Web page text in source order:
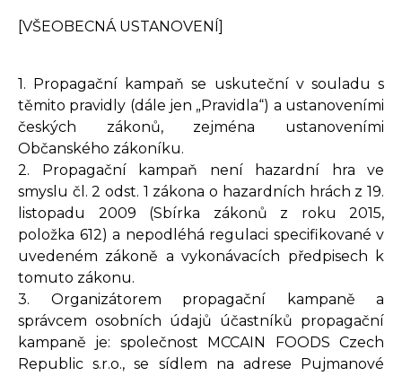
[VŠEOBECNÁ USTANOVENÍ]
1. Propagační kampaň se uskuteční v souladu s
těmito pravidly (dále jen „Pravidla“) a ustanoveními
českých zákonů, zejména ustanoveními
Občanského zákoníku.
2. Propagační kampaň není hazardní hra ve
smyslu čl. 2 odst. 1 zákona o hazardních hrách z 19.
listopadu 2009 (Sbírka zákonů z roku 2015,
položka 612) a nepodléhá regulaci specifikované v
uvedeném zákoně a vykonávacích předpisech k
tomuto zákonu.
3. Organizátorem propagační kampaně a
správcem osobních údajů účastníků propagační
kampaně je: společnost MCCAIN FOODS Czech
Republic s.r.o., se sídlem na adrese Pujmanové